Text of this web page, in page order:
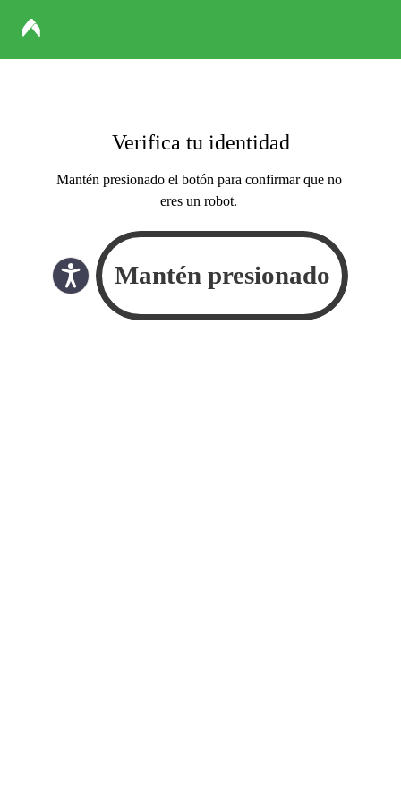
Verifica tu identidad
Mantén presionado el botón para confirmar que no
eres un robot.